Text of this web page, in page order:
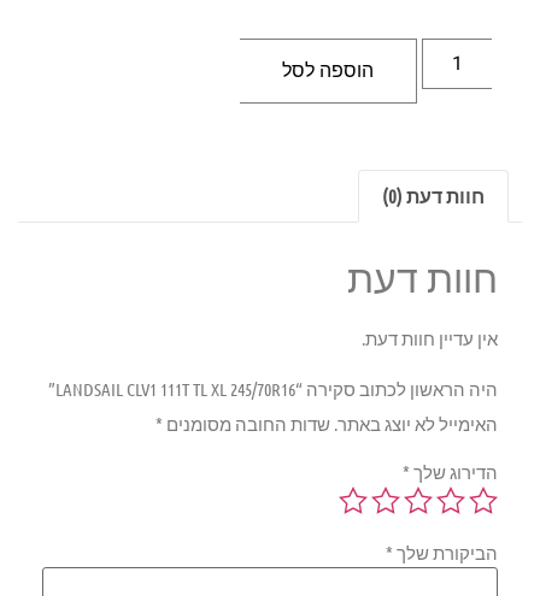
הוספה לסל
חוות דעת (0)
חוות דעת
אין עדיין חוות דעת.
היה הראשון לכתוב סקירה “LANDSAIL CLV1 111T TL XL 245/70R16”
האימייל לא יוצג באתר.שדות החובה מסומנים*
הדירוג שלך*
הביקורת שלך*